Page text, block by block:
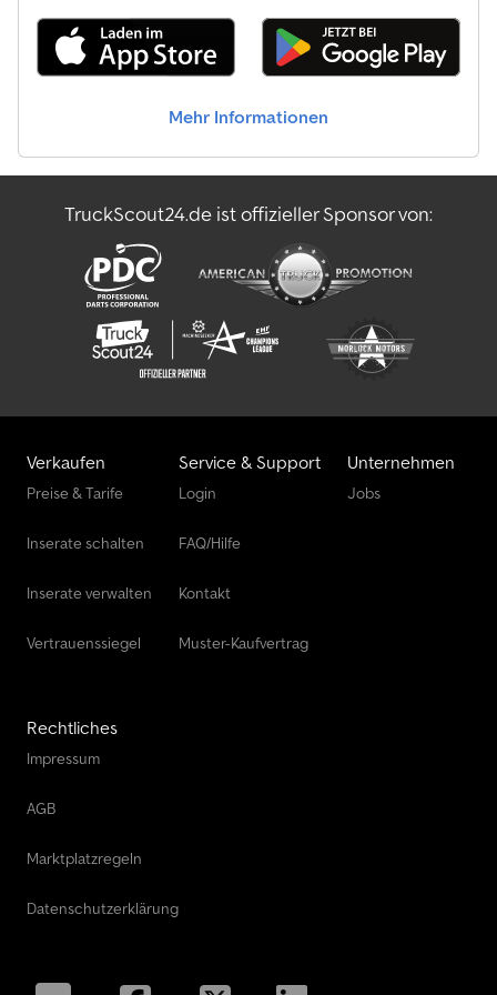
links außen: 40%; Reifen Profil rechts außen: 40% Achse 3:
Reifenmaß: 315/70 R22.5; Doppelbereift; Reifen Profil links außen:
30%; Reifen Profil rechts außen: 25% zGG: 26.000 kg Höhe der
Am Eek Anzahl der Betten: 2 = Firmeninformationen = For more
overview can be found at: . Please do not forget to subscribe to
Mehr Informationen
TruckScout24.de ist offizieller Sponsor von:
Verkaufen
Preise & Tarife
Inserate schalten
Inserate verwalten
Vertrauenssiegel
Service & Support
Login
FAQ/Hilfe
Kontakt
Muster-Kaufvertrag
Unternehmen
Jobs
Rechtliches
Impressum
AGB
Marktplatzregeln
Datenschutzerklärung